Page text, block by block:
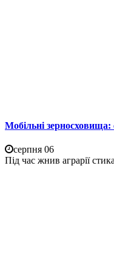
Мобільні
серпня 06
Під час жнив аграрії